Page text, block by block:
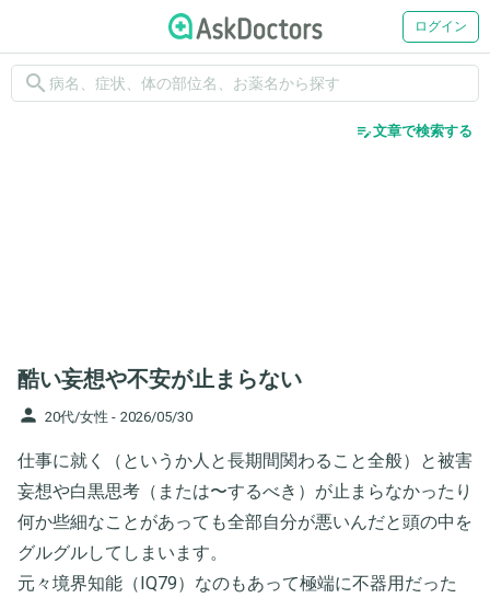
ログイン
search
edit_note文章で検索する
酷い妄想や不安が止まらない
person 20代/女性 - 2026/05/30
仕事に就く（というか人と長期間関わること全般）と被害
妄想や白黒思考（または〜するべき）が止まらなかったり
何か些細なことがあっても全部自分が悪いんだと頭の中を
グルグルしてしまいます。
元々境界知能（IQ79）なのもあって極端に不器用だった